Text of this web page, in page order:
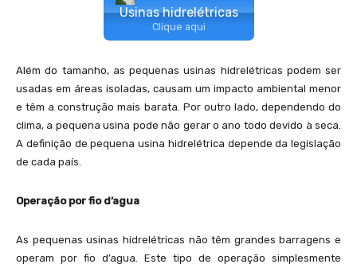
Usinas hidrelétricas
Clique aqui
Além do tamanho, as pequenas usinas hidrelétricas podem ser
usadas em áreas isoladas, causam um impacto ambiental menor
e têm a construção mais barata. Por outro lado, dependendo do
clima, a pequena usina pode não gerar o ano todo devido à seca.
A definição de pequena usina hidrelétrica depende da legislação
de cada país.
Operação por fio d’agua
As pequenas usinas hidrelétricas não têm grandes barragens e
operam por fio d’agua. Este tipo de operação simplesmente